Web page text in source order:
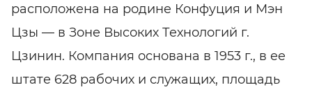
расположена на родине Конфуция и Мэн
Цзы — в Зоне Высоких Технологий г.
Цзинин. Компания основана в 1953 г., в ее
штате 628 рабочих и служащих, площадь